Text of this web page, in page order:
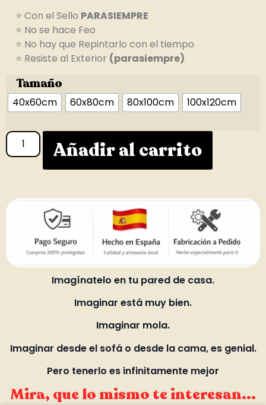
⭐ Con el Sello PARASIEMPRE
⭐ No se hace Feo
⭐ No hay que Repintarlo con el tiempo
⭐ Resiste al Exterior (parasiempre)
Tamaño
40x60cm 60x80cm 80x100cm 100x120cm
Añadir al carrito
Imagínatelo en tu pared de casa.
Imaginar está muy bien.
Imaginar mola.
Imaginar desde el sofá o desde la cama, es genial.
Pero tenerlo es infinitamente mejor
Mira, que lo mismo te interesan...